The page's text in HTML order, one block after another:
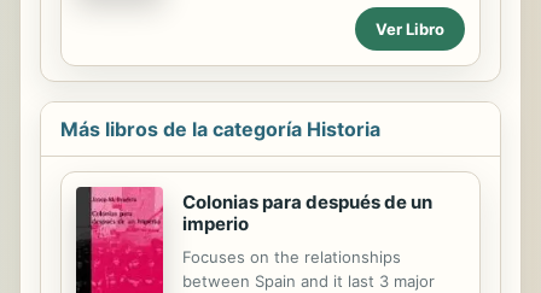
irmandiña, situándola en el marco de
la crisis general del feudalismo y de
las transformaciones surgidas
durante los siglo XIV y XV. En el reino
el dominio señorial se traduce en un
aumento de la conflictividad,
políticas y económicas, con
diversidad de manifestaciones
emanadas de una raíz común
subyacente. Por su parte, Galicia
Ver Libro
Más libros de la categoría Historia
Colonias para después de un
imperio
Focuses on the relationships
between Spain and it last 3 major